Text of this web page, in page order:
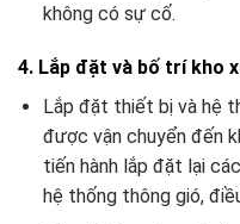
không có sự cố.
4. Lắp đặt và bố trí kho
Lắp đặt thiết bị và hệ
được vận chuyển đến
tiến hành lắp đặt lại
hệ thống thông gió,